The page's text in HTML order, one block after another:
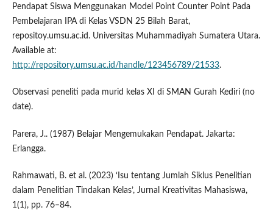
Pendapat Siswa Menggunakan Model Point Counter Point Pada
Pembelajaran IPA di Kelas VSDN 25 Bilah Barat,
repositoy.umsu.ac.id. Universitas Muhammadiyah Sumatera Utara.
Available at:
http://repository.umsu.ac.id/handle/123456789/21533.
Observasi peneliti pada murid kelas XI di SMAN Gurah Kediri (no
date).
Parera, J.. (1987) Belajar Mengemukakan Pendapat. Jakarta:
Erlangga.
Rahmawati, B. et al. (2023) ‘Isu tentang Jumlah Siklus Penelitian
dalam Penelitian Tindakan Kelas’, Jurnal Kreativitas Mahasiswa,
1(1), pp. 76–84.